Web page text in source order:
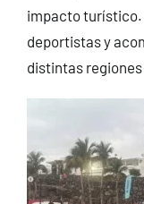
impacto turístico.
deportistas y
distintas